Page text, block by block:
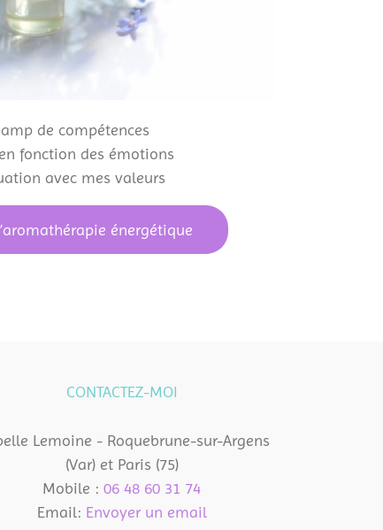
de compétences
fonction des émotions
avec mes valeurs
énergétique
CONTACTEZ-MOI
Lemoine - Roquebrune-sur-Argens
(Var) et Paris (75)
Mobile :06 48 60 31 74
Email: Envoyer un email